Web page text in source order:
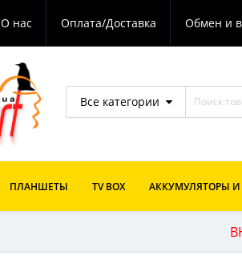
О нас Оплата/Доставка Обмен и
Все категории
ПЛАНШЕТЫ TV BOX АККУМУЛЯТОРЫ И